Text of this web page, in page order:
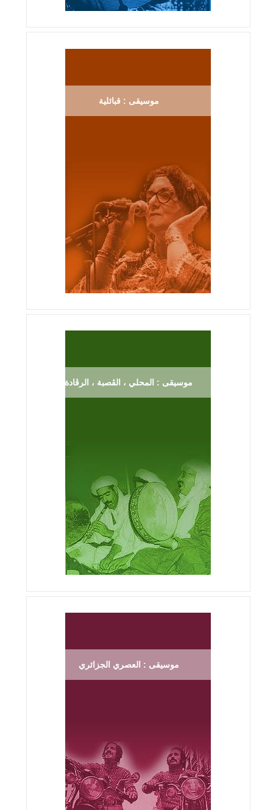
موسيقى : قبائلية
موسيقى : المحلي ، الڨصبة ، الرڨادة
موسيقى : العصري الجزائري